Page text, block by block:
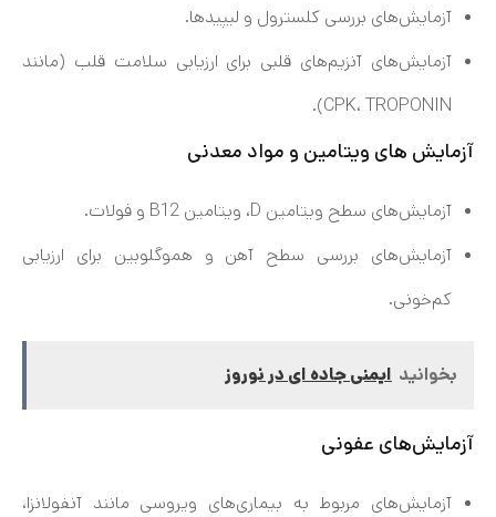
آزمایش‌های بررسی کلسترول و لیپیدها.
آزمایش‌های آنزیم‌های قلبی برای ارزیابی سلامت قلب (مانند
CPK، TROPONIN).
آزمایش های ویتامین و مواد معدنی
آزمایش‌های سطح ویتامین D، ویتامین B12 و فولات.
آزمایش‌های بررسی سطح آهن و هموگلوبین برای ارزیابی
کم‌خونی.
بخوانید ایمنی جاده ای در نوروز
آزمایش‌های عفونی
آزمایش‌های مربوط به بیماری‌های ویروسی مانند آنفولانزا،